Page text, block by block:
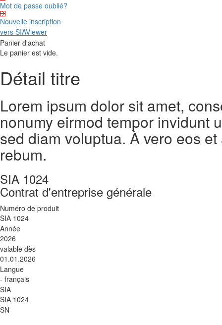
Mot de passe oublié?
Nouvelle inscription
vers SIAViewer
Panier d'achat
Le panier est vide.
Détail titre
Lorem ipsum dolor sit amet,
nonumy eirmod tempor invidunt
sed diam voluptua. À vero eos
rebum.
SIA 1024
Contrat d'entreprise générale
Numéro de produit
SIA 1024
Année
2026
valable dès
01.01.2026
Langue
- français
SIA
SIA 1024
SN